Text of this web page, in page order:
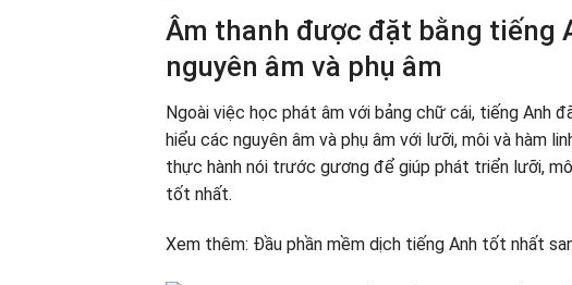
Âm thanh được đặt bằng tiếng
nguyên âm và phụ âm
Ngoài việc học phát âm với bảng chữ cái, tiếng Anh
hiểu các nguyên âm và phụ âm với lưỡi, môi và hàm
thực hành nói trước gương để giúp phát triển lưỡi,
tốt nhất.
Xem thêm: Đầu phần mềm dịch tiếng Anh tốt nhất